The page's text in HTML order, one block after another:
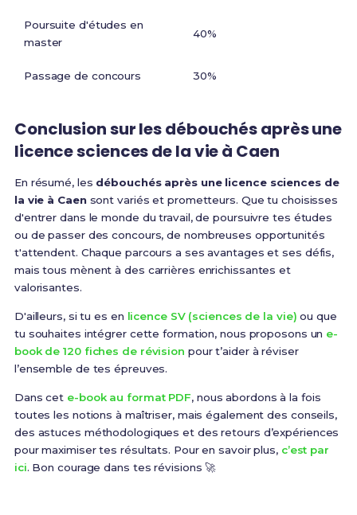
Poursuite d'études en
master
40%
Passage de concours 30%
Conclusion sur les débouchés après une
licence sciences de la vie à Caen
En résumé, les débouchés après une licence sciences de
la vie à Caensont variés et prometteurs. Que tu choisisses
d'entrer dans le monde du travail, de poursuivre tes études
ou de passer des concours, de nombreuses opportunités
t'attendent. Chaque parcours a ses avantages et ses défis,
mais tous mènent à des carrières enrichissantes et
valorisantes.
D'ailleurs, si tu es en licence SV (sciences de la vie) ou que
tu souhaites intégrer cette formation, nous proposons un e-
book de 120 fiches de révision pour t’aider à réviser
l’ensemble de tes épreuves.
Dans cet e-book au format PDF, nous abordons à la fois
toutes les notions à maîtriser, mais également des conseils,
des astuces méthodologiques et des retours d’expériences
pour maximiser tes résultats. Pour en savoir plus, c’est par
ici. Bon courage dans tes révisions 🚀